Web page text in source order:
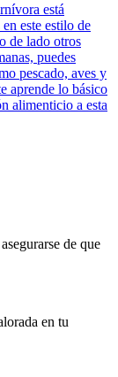
está
este estilo de
de lado otros
puedes
pescado, aves y
aprende lo básico
alimenticio a esta
de que
en tu